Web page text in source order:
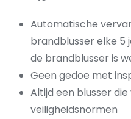
Automatische
brandblusser elke 5
de brandblusser is
Geen gedoe met
Altijd een blusser
veiligheidsnormen